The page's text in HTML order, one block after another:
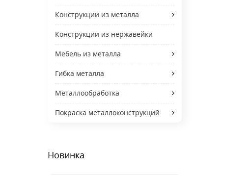
Конструкции из металла
Конструкции из нержавейки
Мебель из металла
Гибка металла
Металлообработка
Покраска металлоконструкций
Новинка